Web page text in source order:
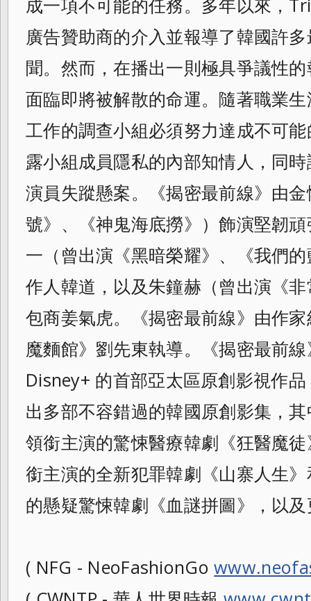
成一項不可能的任務。多年以來，
廣告贊助商的介入並報導了韓國許
聞。然而，在播出一則極具爭議性
面臨即將被解散的命運。隨著職業
工作的調查小組必須努力達成不可
露小組成員隱私的內部知情人，同
演員失蹤懸案。《揭密最前線》由
號》、《神鬼海底撈》）飾演堅韌
一（曾出演《黑暗榮耀》、《我們
作人韓道，以及朱鐘赫（曾出演《
包商姜氣虎。《揭密最前線》由作
魔麵館》劉先東執導。《揭密最前
Disney+ 的首部亞太區原創影視作
出多部不容錯過的韓國原創影集，
領銜主演的驚悚醫療韓劇《狂醫魔
銜主演的全新犯罪韓劇《山寨人生
的懸疑驚悚韓劇《血謎拼圖》，以
( NFG - NeoFashionGo